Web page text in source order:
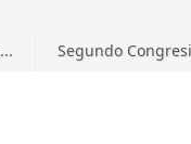
Segundo